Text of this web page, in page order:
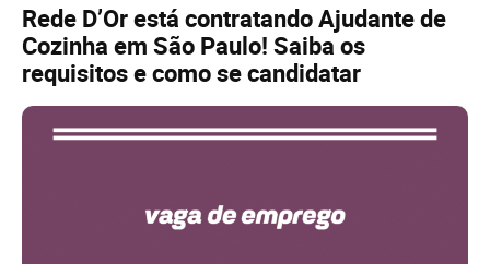
Rede D’Or está contratando Ajudante de
Cozinha em São Paulo! Saiba os
requisitos e como se candidatar